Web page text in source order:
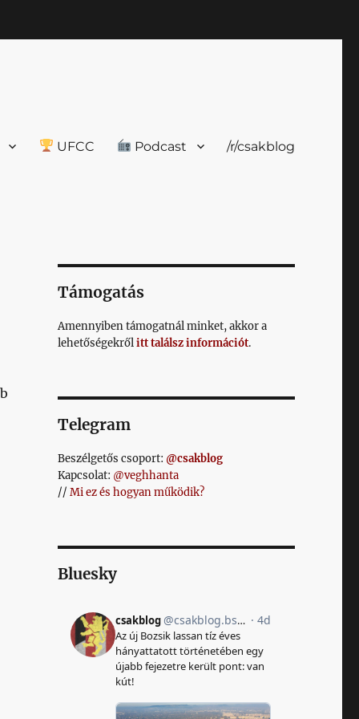
UFCC Podcast /r/csakblog
Támogatás
Amennyiben támogatnál minket, akkor a
lehetőségekrőlitt találsz információt.
Telegram
Beszélgetős csoport: @csakblog
Kapcsolat: @veghhanta
// Mi ez és hogyan működik?
Bluesky